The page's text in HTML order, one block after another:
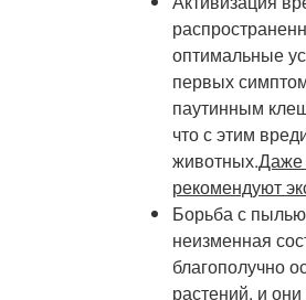
оптимальные
первых
паутинным
что с этим
животных.Даже
рекомендуют
Борьба с
неизменная
благополучно
растений, и